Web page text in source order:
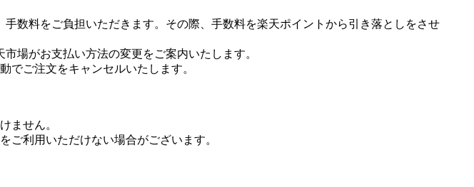
数料をご負担いただきます。その際、手数料を楽天ポイントから引き落としをさせ
場がお支払い方法の変更をご案内いたします。
でご注文をキャンセルいたします。
ません。
利用いただけない場合がございます。